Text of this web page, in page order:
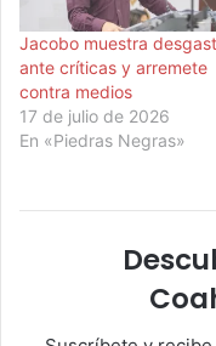
Jacobo muestra
ante críticas y arremete
contra medios
17 de julio de 2026
En «Piedras Negras»